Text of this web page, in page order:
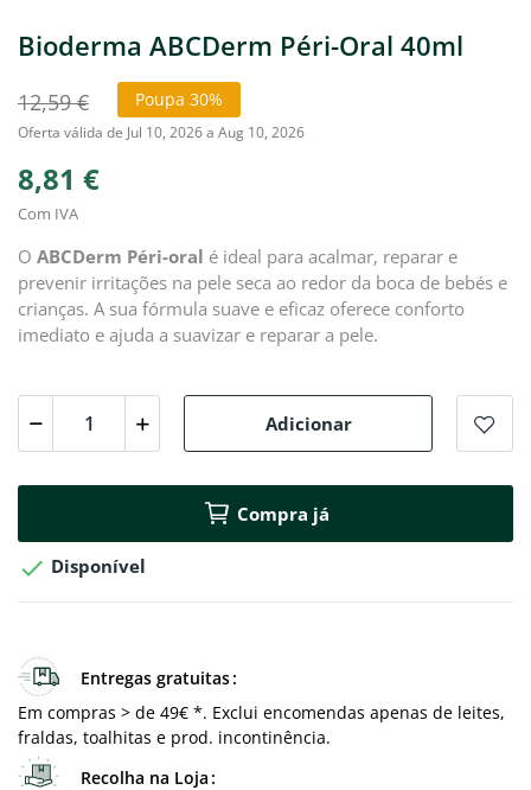
Bioderma ABCDerm Péri-Oral 40ml
12,59 € Poupa 30%
Oferta válida de Jul 10, 2026 a Aug 10, 2026
8,81 €
Com IVA
O ABCDerm Péri-oral é ideal para acalmar, reparar e
prevenir irritações na pele seca ao redor da boca de bebés e
crianças. A sua fórmula suave e eficaz oferece conforto
imediato e ajuda a suavizar e reparar a pele.
Adicionar
Compra já
 Disponível
Entregas gratuitas
Em compras > de 49€ *. Exclui encomendas apenas de leites,
fraldas, toalhitas e prod. incontinência.
Recolha na Loja